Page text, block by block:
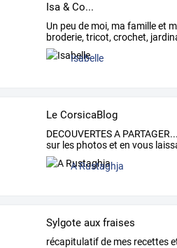
Isa & Co...
Un peu de moi, ma familleet
broderie, tricot, crochet,
…
Isabelle
Le CorsicaBlog
DECOUVERTESA
sur les photoset en vous
de
A Rustaghja
Sylgote aux fraises
récapitulatif de mes recettes